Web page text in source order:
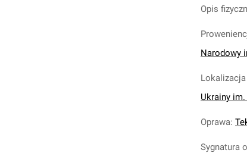
Opis
Narodowy
Lokalizacja
Ukrainy
Oprawa:
Sygnatura